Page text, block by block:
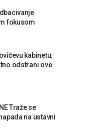
fokusom
kabinetu:
odstrani ove
Traže se
na ustavni